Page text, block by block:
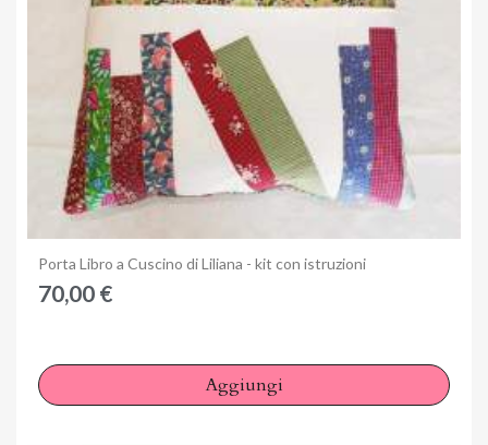
Anteprima
Porta Libro a Cuscino di Liliana - kit con istruzioni
70,00 €
Aggiungi